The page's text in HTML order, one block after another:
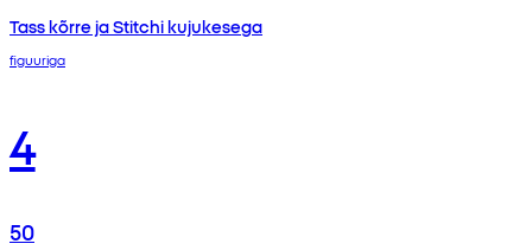
Tass kõrre ja Stitchi kujukesega
figuuriga
4
50